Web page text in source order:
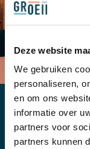
Deze website
We gebruiken
personaliseren,
en om ons
informatie over
partners voor
partners kunnen
Over Groeii